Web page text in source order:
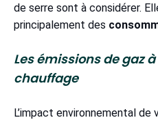
de serre sont à considérer.
principalement des
Les émissions de gaz
chauffage
L’impact environnemental